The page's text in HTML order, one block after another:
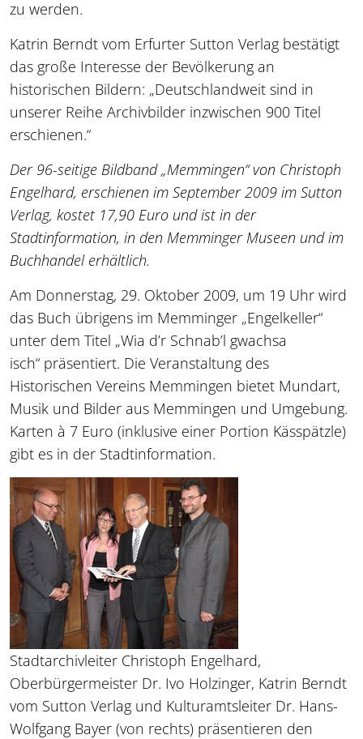
zu werden.
Katrin Berndt vom Erfurter Sutton Verlag bestätigt
das große Interesse der Bevölkerung an
historischen Bildern: „Deutschlandweit sind in
unserer Reihe Archivbilder inzwischen 900 Titel
erschienen.“
Der 96-seitige Bildband „Memmingen“ von Christoph
Engelhard, erschienen im September 2009 im Sutton
Verlag, kostet 17,90 Euro und ist in der
Stadtinformation, in den Memminger Museen und im
Buchhandel erhältlich.
Am Donnerstag, 29. Oktober 2009, um 19 Uhr wird
das Buch übrigens im Memminger „Engelkeller“
unter dem Titel „Wia d’r Schnab’l gwachsa
isch“ präsentiert. Die Veranstaltung des
Historischen Vereins Memmingen bietet Mundart,
Musik und Bilder aus Memmingen und Umgebung.
Karten à 7 Euro (inklusive einer Portion Kässpätzle)
gibt es in der Stadtinformation.
Stadtarchivleiter Christoph Engelhard,
Oberbürgermeister Dr. Ivo Holzinger, Katrin Berndt
vom Sutton Verlag und Kulturamtsleiter Dr. Hans-
Wolfgang Bayer (von rechts) präsentieren den